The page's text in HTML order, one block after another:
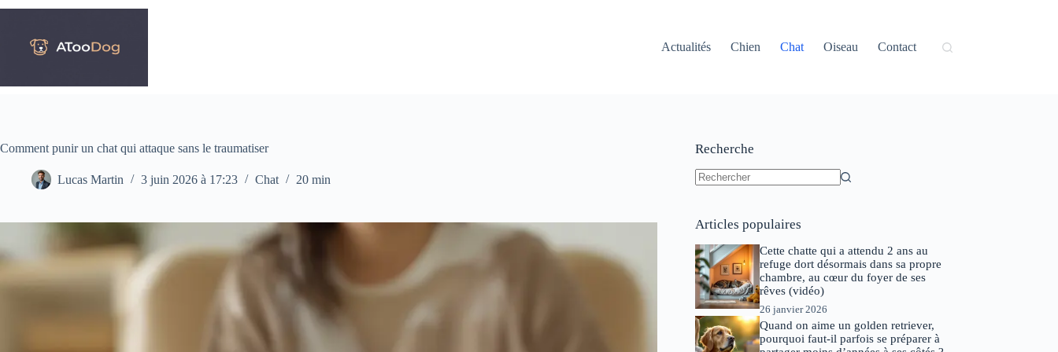
Passer
Actualités
Chien Chat Oiseau Contact
Comment punir un chat qui attaque sans le traumatiser
Lucas Martin 3 juin 2026 à 17:23 Chat 20 min
Recherche
Articles populaires
Cette chatte qui a attendu 2 ans au
refuge dort désormais dans sa propre
chambre, au cœur du foyer de ses
rêves (vidéo)
26 janvier 2026
Quand on aime un golden retriever,
pourquoi faut-il parfois se préparer à